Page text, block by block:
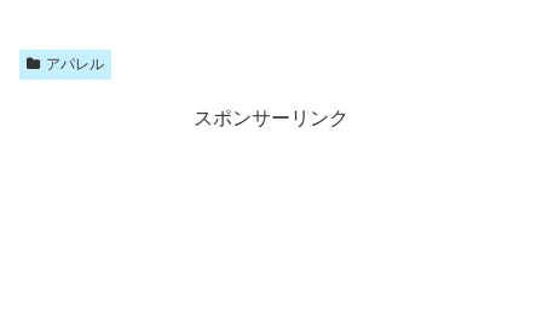
アパレル
スポンサーリンク